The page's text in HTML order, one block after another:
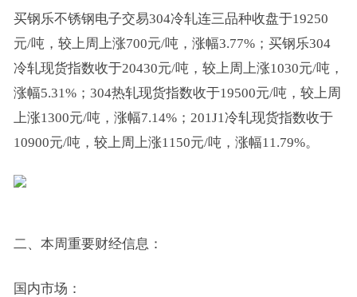
买钢乐不锈钢电子交易304冷轧连三品种收盘于19250
元/吨，较上周上涨700元/吨，涨幅3.77%；买钢乐304
冷轧现货指数收于20430元/吨，较上周上涨1030元/吨，
涨幅5.31%；304热轧现货指数收于19500元/吨，较上周
上涨1300元/吨，涨幅7.14%；201J1冷轧现货指数收于
10900元/吨，较上周上涨1150元/吨，涨幅11.79%。
二、本周重要财经信息：
国内市场：